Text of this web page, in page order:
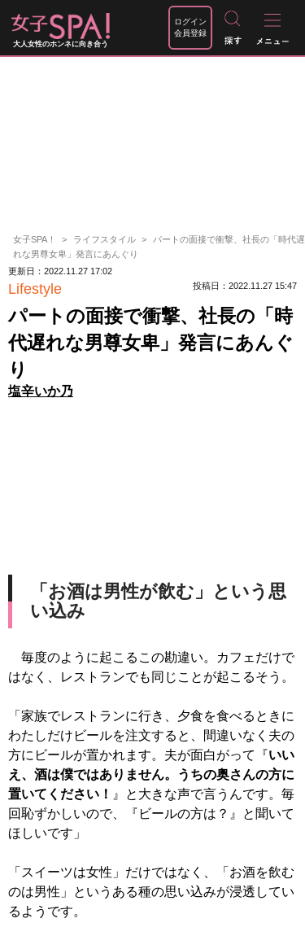
大人女性のホンネに向き合う
ログイン
会員登録
女子SPA！ ライフスタイル
パートの面接で衝撃、社長の「時代遅
れな男尊女卑」発言にあんぐり
更新日：2022.11.27 17:02
Lifestyle 投稿日：2022.11.27 15:47
パートの面接で衝撃、社長の「時
代遅れな男尊女卑」発言にあんぐ
り
塩辛いか乃
「お酒は男性が飲む」という思
い込み
毎度のように起こるこの勘違い。カフェだけで
はなく、レストランでも同じことが起こるそう。
「家族でレストランに行き、夕食を食べるときに
わたしだけビールを注文すると、間違いなく夫の
方にビールが置かれます。夫が面白がって『いい
え、酒は僕ではありません。うちの奥さんの方に
置いてください！ 』と大きな声で言うんです。毎
回恥ずかしいので、『ビールの方は？』と聞いて
ほしいです」
「スイーツは女性」だけではなく、「お酒を飲む
のは男性」というある種の思い込みが浸透してい
るようです。